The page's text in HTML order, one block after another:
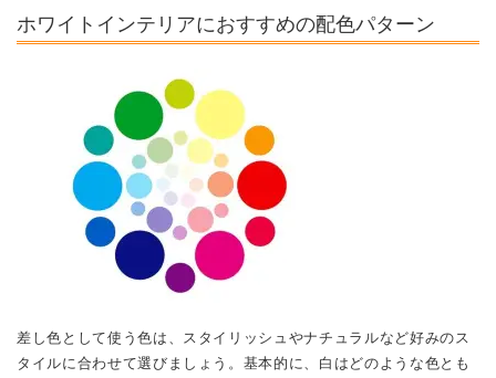
ホワイトインテリアにおすすめの配色パターン
差し色として使う色は、スタイリッシュやナチュラルなど好みのス
タイルに合わせて選びましょう。基本的に、白はどのような色とも